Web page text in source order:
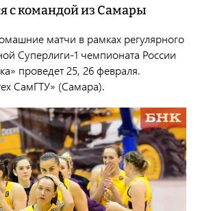
с командой из Самары
матчи в рамках регулярного
Суперлиги-1 чемпионата России
проведет 25, 26 февраля.
СамГТУ» (Самара).